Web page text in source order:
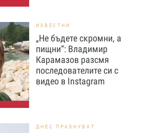
ИЗВЕСТНИ
„Не бъдете скромни, а
пищни“: Владимир
Карамазов разсмя
последователите си с
видео в Instagram
ДНЕС ПРАЗНУВАТ